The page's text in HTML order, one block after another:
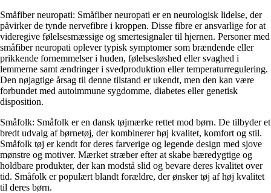
Småfiber neuropati: Småfiber neuropati er en neurologisk lidelse, der
påvirker de tynde nervefibre i kroppen. Disse fibre er ansvarlige for at
videregive følelsesmæssige og smertesignaler til hjernen. Personer med
småfiber neuropati oplever typisk symptomer som brændende eller
prikkende fornemmelser i huden, følelsesløshed eller svaghed i
lemmerne samt ændringer i svedproduktion eller temperaturregulering.
Den nøjagtige årsag til denne tilstand er ukendt, men den kan være
forbundet med autoimmune sygdomme, diabetes eller genetisk
disposition.
Småfolk: Småfolk er en dansk tøjmærke rettet mod børn. De tilbyder et
bredt udvalg af børnetøj, der kombinerer høj kvalitet, komfort og stil.
Småfolk tøj er kendt for deres farverige og legende design med sjove
mønstre og motiver. Mærket stræber efter at skabe bæredygtige og
holdbare produkter, der kan modstå slid og bevare deres kvalitet over
tid. Småfolk er populært blandt forældre, der ønsker tøj af høj kvalitet
til deres børn.